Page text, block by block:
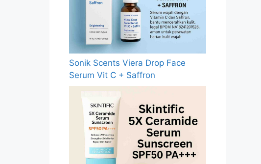
Sonik Scents Viera Drop Face
Serum Vit C + Saffron